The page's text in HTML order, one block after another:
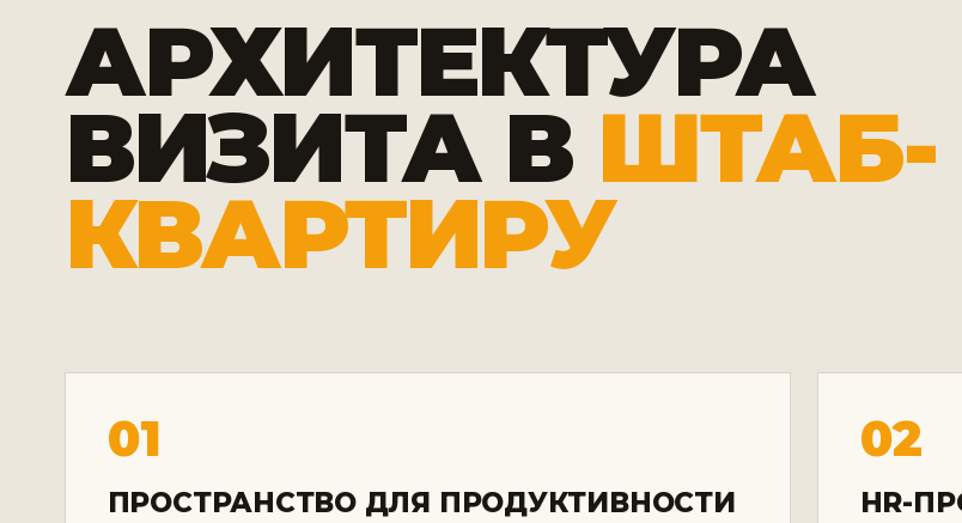
АРХИТЕКТУРА
ВИЗИТА В ШТАБ-
КВАРТИРУ
01
ПРОСТРАНСТВО ДЛЯ ПРОДУКТИВНОСТИ
02
HR-